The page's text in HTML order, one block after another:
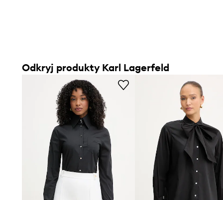
Odkryj produkty Karl Lagerfeld